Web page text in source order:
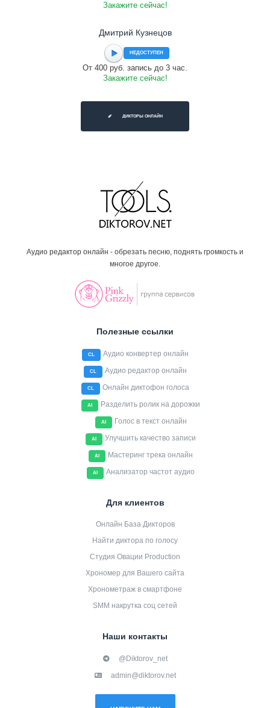
Закажите сейчас!
Дмитрий Кузнецов
НЕДОСТУПЕН
От 400 руб. запись до 3 час.
Закажите сейчас!
ДИКТОРЫ ОНЛАЙН
Аудио редактор онлайн - обрезать песню, поднять громкость и
многое другое.
Полезные ссылки
CL Аудио конвертер онлайн
CL Аудио редактор онлайн
CL Онлайн диктофон голоса
AI Разделить ролик на дорожки
AI Голос в текст онлайн
AI Улучшить качество записи
AI Мастеринг трека онлайн
AI Анализатор частот аудио
Для клиентов
Онлайн База Дикторов
Найти диктора по голосу
Студия Овации Production
Хрономер для Вашего сайта
Хронометраж в смартфоне
SMM накрутка соц сетей
Наши контакты
@Diktorov_net
admin@diktorov.net